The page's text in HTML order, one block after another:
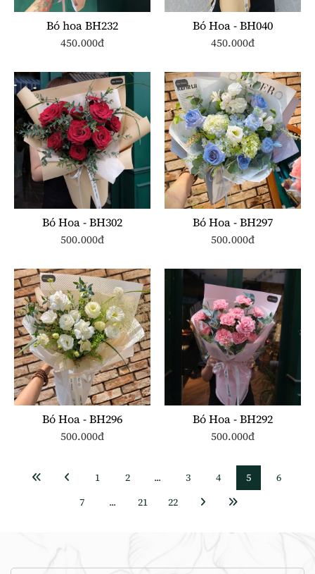
Bó hoa BH232
450.000đ
Bó Hoa - BH040
450.000đ
Bó Hoa - BH302
500.000đ
Bó Hoa - BH297
500.000đ
Bó Hoa - BH296
500.000đ
Bó Hoa - BH292
500.000đ
1 2 ... 3 4 5
6
7
... 21 22